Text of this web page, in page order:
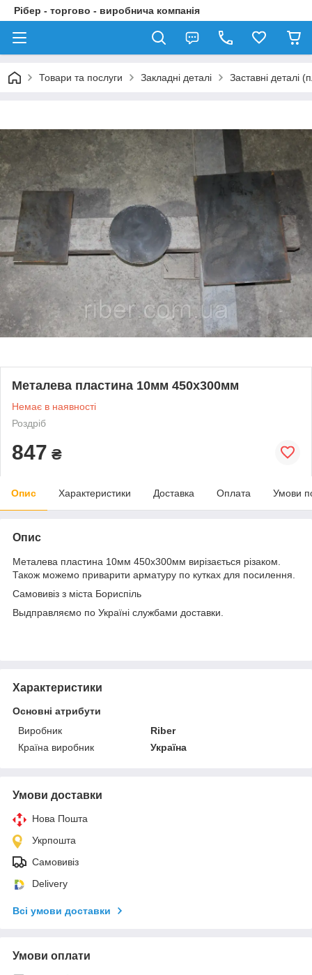
Рібер - торгово - виробнича компанія
Товари та послуги Закладні деталі Заставні деталі
Металева пластина 10мм 450х300мм
Немає в наявності
Роздріб
847 ₴
Опис Характеристики Доставка Оплата Умови
Опис
Металева пластина 10мм 450х300мм вирізається різаком.
Також можемо приварити арматуру по кутках для посилення.
Самовивіз з міста Бориспіль
Выдправляємо по Україні службами доставки.
Характеристики
Основні атрибути
Виробник
Riber
Країна виробник
Україна
Умови доставки
Нова Пошта
Укрпошта
Самовивіз
Delivery
Всі умови доставки
Умови оплати